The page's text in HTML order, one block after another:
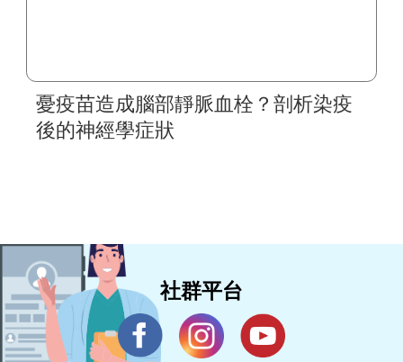
憂疫苗造成腦部靜脈血栓？剖析染疫
後的神經學症狀
社群平台